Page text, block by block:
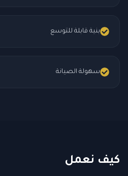
بنية قابلة للتوسع
سهولة الصيانة
كيف نعمل